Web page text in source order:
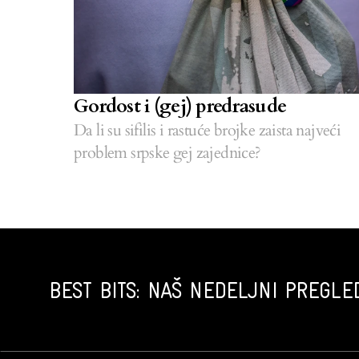
Gordost i (gej) predrasude
Da li su sifilis i rastuće brojke zaista najveći
problem srpske gej zajednice?
BEST BITS: NAŠ NEDELJNI